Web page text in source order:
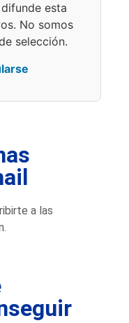
esta
No somos
selección.
a las